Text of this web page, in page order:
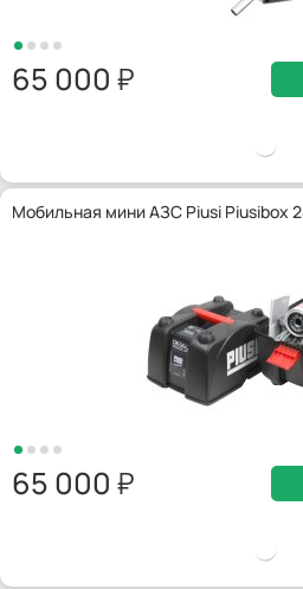
65 000
Мобильная мини АЗС Piusi Piusibox
65 000